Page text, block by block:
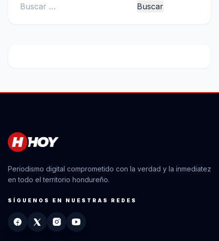
Buscar:
Periodismo digital comprometido con la verdad y la inmediatez
en todo el territorio hondureño.
SÍGUENOS EN NUESTRAS REDES